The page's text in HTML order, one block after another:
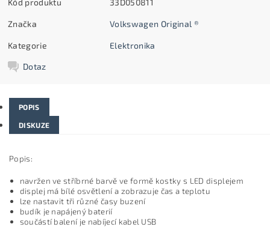
Značka Volkswagen Original ®
Kategorie Elektronika
Dotaz
POPIS
DISKUZE
Popis:
navržen ve stříbrné barvě ve formě kostky s LED displejem
displej má bílé osvětlení a zobrazuje čas a teplotu
lze nastavit tři různé časy buzení
budík je napájený baterií
součástí balení je nabíjecí kabel USB